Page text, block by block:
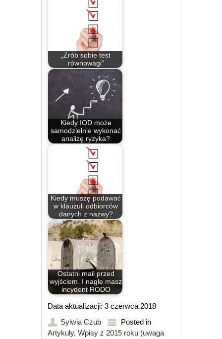
„Zrób sobie test
równowagi”
Kiedy IOD może
samodzielnie wykonać
analizę ryzyka?
Kiedy muszę podawać
w klauzuli odbiorców
danych z nazwy?
Ostatni mail przed
wyjściem. I nagle masz
incydent RODO
Data aktualizacji: 3 czerwca 2018
Sylwia Czub
Posted in
Artykuły,Wpisy z 2015 roku (uwaga